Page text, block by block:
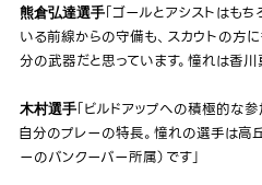
熊倉弘達選手「ゴールとアシストはも
いる前線からの守備も、スカウトの方
分の武器だと思っています。憧れは香川
木村選手「ビルドアップへの積極的な
自分のプレーの特長。憧れの選手は高
ーのバンクーバー所属）です」